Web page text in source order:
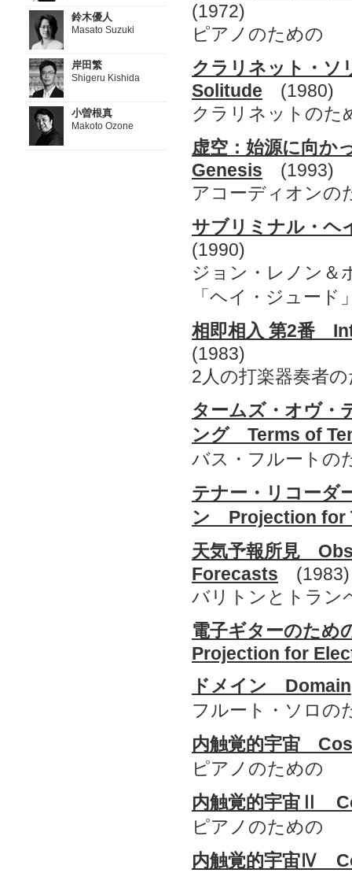
鈴木優人
Masato Suzuki
岸田繁
Shigeru Kishida
小曽根真
Makoto Ozone
(1972)
ピアノのための
クラリネット・
Solitude (1980)
クラリネットのた
虚空：始源に向
Genesis (1993)
アコーディオンの
サブリミナル・
(1990)
ジョン・レノン＆
「ヘイ・ジュード
相即相入 第2番
(1983)
2人の打楽器奏者
タームズ・オヴ・
ング Terms of
バス・フルートの
テナー・リコーダ
ン Projection for
天気予報所見
Forecasts (1983)
バリトンとトラン
電子ギターのた
Projection for
ドメイン Domain
フルート・ソロの
内触覚的宇宙
ピアノのための
内触覚的宇宙Ⅱ
ピアノのための
内触覚的宇宙Ⅳ